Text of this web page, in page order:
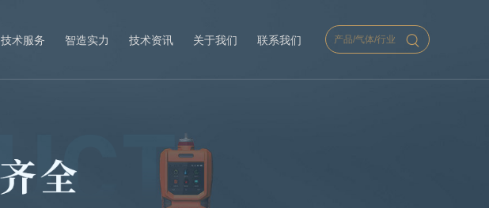
技术服务 智造实力 技术资讯 关于我们 联系我们